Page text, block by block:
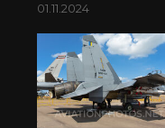
01.11.2024